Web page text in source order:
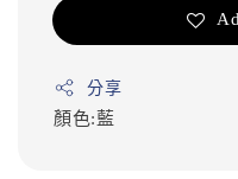
分享
顏色:藍